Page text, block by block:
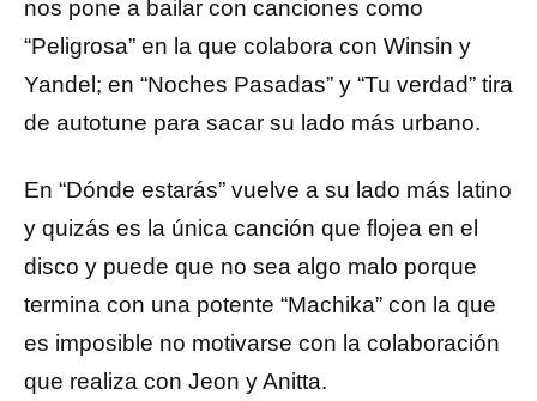
nos pone a bailar con canciones como
“Peligrosa” en la que colabora con Winsin y
Yandel; en “Noches Pasadas” y “Tu verdad” tira
de autotune para sacar su lado más urbano.
En “Dónde estarás” vuelve a su lado más latino
y quizás es la única canción que flojea en el
disco y puede que no sea algo malo porque
termina con una potente “Machika” con la que
es imposible no motivarse con la colaboración
que realiza con Jeon y Anitta.